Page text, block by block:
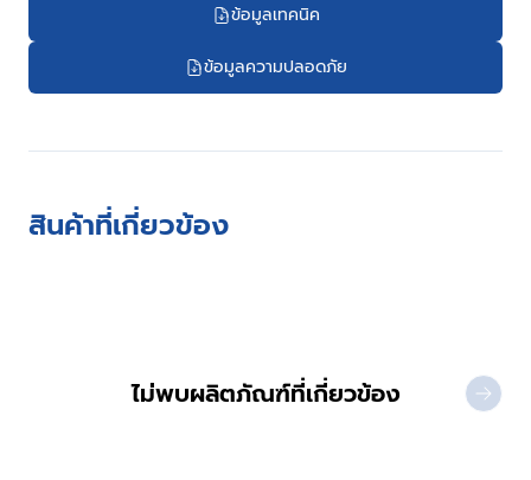
ข้อมูลเทคนิค
ข้อมูลความปลอดภัย
สินค้าที่เกี่ยวข้อง
ไม่พบผลิตภัณฑ์ที่เกี่ยวข้อง NEXT